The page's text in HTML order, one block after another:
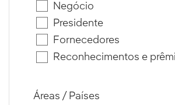
Negócio
Presidente
Fornecedores
Reconhecimentos e
Áreas / Países